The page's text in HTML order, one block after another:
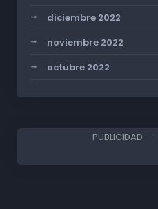
diciembre 2022
noviembre 2022
octubre 2022
— PUBLICIDAD —